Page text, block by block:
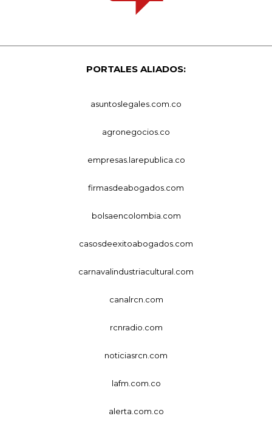
PORTALES ALIADOS:
asuntoslegales.com.co
agronegocios.co
empresas.larepublica.co
firmasdeabogados.com
bolsaencolombia.com
casosdeexitoabogados.com
carnavalindustriacultural.com
canalrcn.com
rcnradio.com
noticiasrcn.com
lafm.com.co
alerta.com.co